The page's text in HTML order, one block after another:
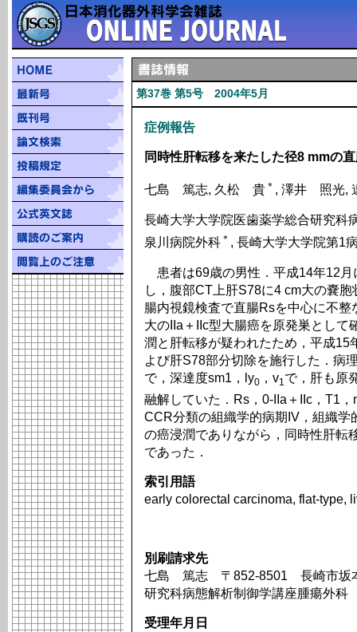
第37巻 第5号 2004年5月
症例報告
同時性肝転移を来たした径8 mmの
七島 篤志, 久松 貴 ＊ , 澤井 照光,
長崎大学大学院医歯薬学総合研究科
泉川病院外科 ＊ , 長崎大学大学院第1
患者は69歳の男性．平成14年12月
し，腹部CT上肝S78に4 cm大の嚢
腸内視鏡検査で直腸Rsを中心に不
大のIIa＋IIc型大腸癌を原発巣とし
潤と肝転移が疑われたため，平成
よび肝S78部分切除を施行した．病
で，深達度sm1，ly0 ，v1で，肝も原
融解していた．Rs，0-IIa＋IIc，T1
CCR分類の組織学的病期IV，組織
の癌浸潤でありながら，同時性肝転
であった．
索引用語
early colorectal carcinoma, flat-type,
別刷請求先
七島 篤志 〒852-8501 長崎市坂
研究科病態解析制御学講座腫瘍外科
受理年月日